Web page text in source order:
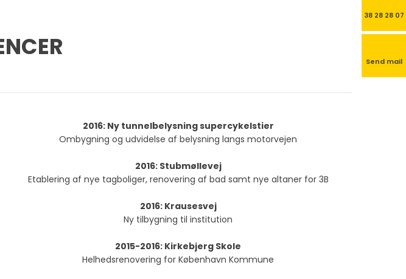
38 28 28 07
Send mail
​2016: Ny tunnelbelysning supercykelstier
Ombygning og udvidelse af belysning langs motorvejen
2016: Stubmøllevej
Etablering af nye tagboliger, renovering af bad samt nye altaner for 3B
2016: Krausesvej
Ny tilbygning til institution
2015-2016: Kirkebjerg Skole
Helhedsrenovering for København Kommune